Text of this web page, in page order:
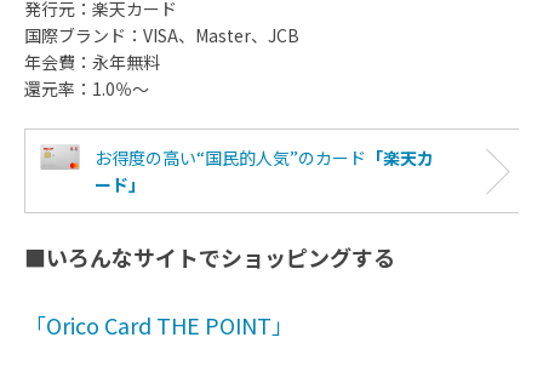
発行元：楽天カード
国際ブランド：VISA、Master、JCB
年会費：永年無料
還元率：1.0％～
お得度の高い“国民的人気”のカード 「楽天カ
ード」
■いろんなサイトでショッピングする
「Orico Card THE POINT」